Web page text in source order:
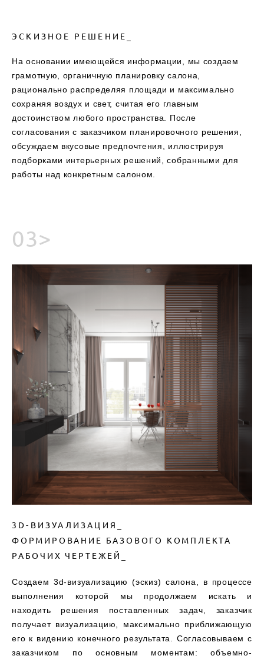
ЭСКИЗНОЕ РЕШЕНИЕ_
На основании имеющейся информации, мы создаем
грамотную, органичную планировку салона,
рационально распределяя площади и максимально
сохраняя воздух и свет, считая его главным
достоинством любого пространства. После
согласования с заказчиком планировочного решения,
обсуждаем вкусовые предпочтения, иллюстрируя
подборками интерьерных решений, собранными для
работы над конкретным салоном.
03>
3D-ВИЗУАЛИЗАЦИЯ_
ФОРМИРОВАНИЕ БАЗОВОГО КОМПЛЕКТА
РАБОЧИХ ЧЕРТЕЖЕЙ_
Создаем 3d-визуализацию (эскиз) салона, в процессе
выполнения которой мы продолжаем искать и
находить решения поставленных задач, заказчик
получает визуализацию, максимально приближающую
его к видению конечного результата. Согласовываем с
заказчиком по основным моментам: объемно-